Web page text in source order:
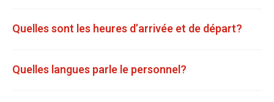
Quelles sont les heures d’arrivée et de départ?
Quelles langues parle le personnel?